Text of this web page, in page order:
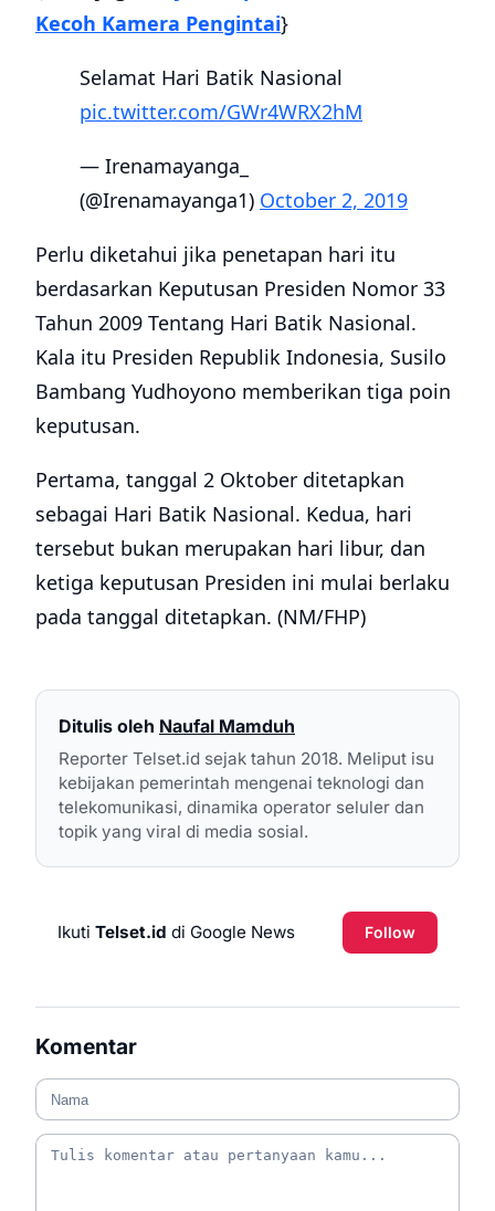
Kecoh Kamera Pengintai}
Selamat Hari Batik Nasional
pic.twitter.com/GWr4WRX2hM
— Irenamayanga_
(@Irenamayanga1) October 2, 2019
Perlu diketahui jika penetapan hari itu
berdasarkan Keputusan Presiden Nomor 33
Tahun 2009 Tentang Hari Batik Nasional.
Kala itu Presiden Republik Indonesia, Susilo
Bambang Yudhoyono memberikan tiga poin
keputusan.
Pertama, tanggal 2 Oktober ditetapkan
sebagai Hari Batik Nasional. Kedua, hari
tersebut bukan merupakan hari libur, dan
ketiga keputusan Presiden ini mulai berlaku
pada tanggal ditetapkan. (NM/FHP)
Ditulis oleh Naufal Mamduh
Reporter Telset.id sejak tahun 2018. Meliput isu
kebijakan pemerintah mengenai teknologi dan
telekomunikasi, dinamika operator seluler dan
topik yang viral di media sosial.
Ikuti Telset.id di Google News Follow
Komentar